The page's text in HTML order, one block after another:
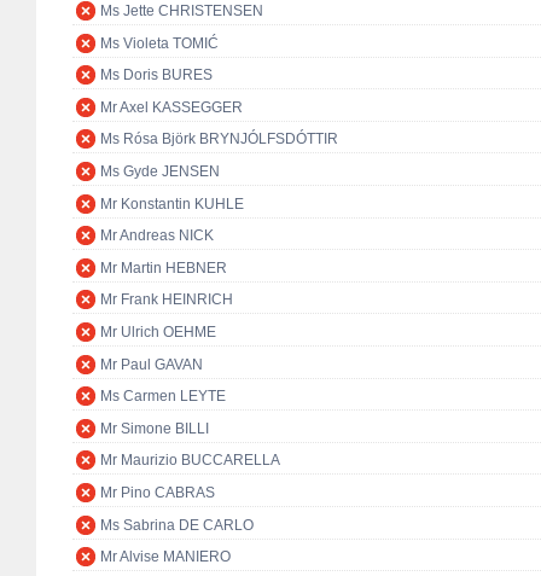
Ms Jette CHRISTENSEN
Ms Violeta TOMIĆ
Ms Doris BURES
Mr Axel KASSEGGER
Ms Rósa Björk BRYNJÓLFSDÓTTIR
Ms Gyde JENSEN
Mr Konstantin KUHLE
Mr Andreas NICK
Mr Martin HEBNER
Mr Frank HEINRICH
Mr Ulrich OEHME
Mr Paul GAVAN
Ms Carmen LEYTE
Mr Simone BILLI
Mr Maurizio BUCCARELLA
Mr Pino CABRAS
Ms Sabrina DE CARLO
Mr Alvise MANIERO